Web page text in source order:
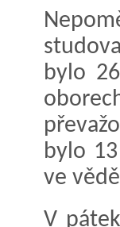
bylo
bylo
ve
V